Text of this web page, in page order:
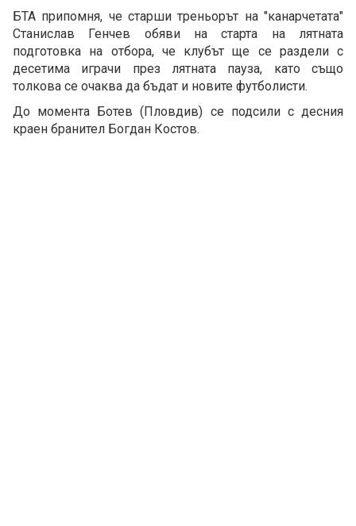
БТА припомня, че старши треньорът на "канарчетата"
Станислав Генчев обяви на старта на лятната
подготовка на отбора, че клубът ще се раздели с
десетима играчи през лятната пауза, като също
толкова се очаква да бъдат и новите футболисти.
До момента Ботев (Пловдив) се подсили с десния
краен бранител Богдан Костов.